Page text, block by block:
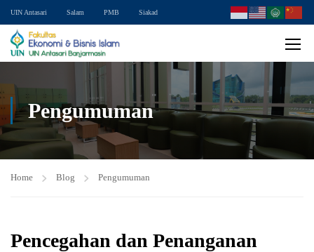
UIN Antasari Salam PMB Siakad
Pengumuman
Home Blog Pengumuman
Pencegahan dan Penanganan